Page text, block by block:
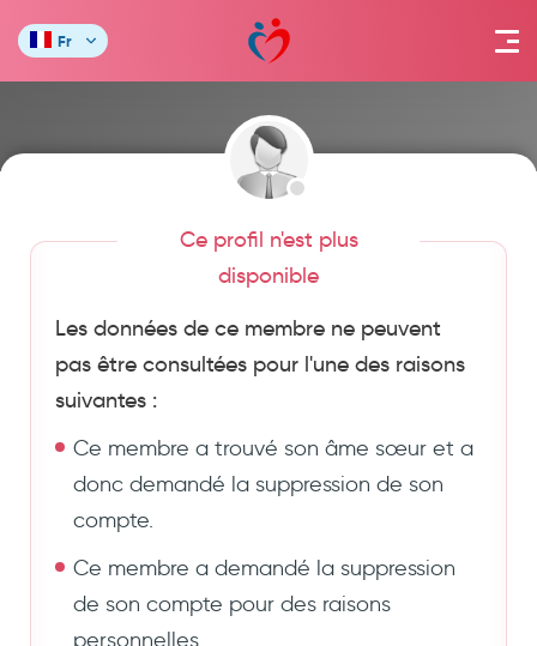
Fr
Ce profil n'est plus
disponible
Les données de ce membre ne peuvent
pas être consultées pour l'une des raisons
suivantes :
Ce membre a trouvé son âme sœur et a
donc demandé la suppression de son
compte.
Ce membre a demandé la suppression
de son compte pour des raisons
personnelles.